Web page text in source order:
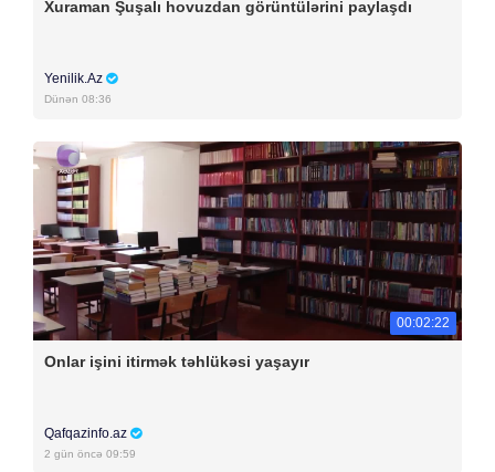
Xuraman Şuşalı hovuzdan görüntülərini paylaşdı
Yenilik.Az
Dünən 08:36
00:02:22
Onlar işini itirmək təhlükəsi yaşayır
Qafqazinfo.az
2 gün öncə 09:59